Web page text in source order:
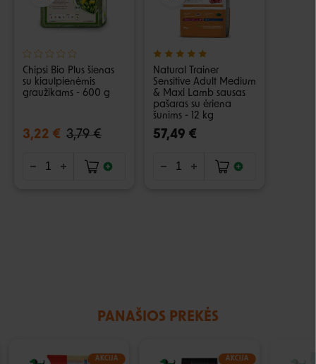
Chipsi Bio Plus šienas
su kiaulpienėmis
graužikams - 600 g
3,22 € 3,79 €
Natural Trainer
Sensitive Adult Medium
& Maxi Lamb sausas
pašaras su ėriena
šunims - 12 kg
57,49 €
PANAŠIOS PREKĖS
AKCIJA AKCIJA